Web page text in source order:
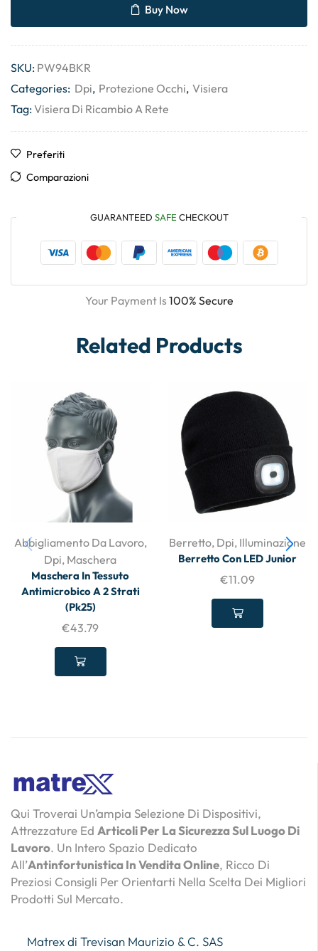
Buy Now
SKU: PW94BKR
Categories: Dpi, Protezione Occhi, Visiera
Tag:Visiera Di Ricambio A Rete
Preferiti
Comparazioni
GUARANTEED SAFE CHECKOUT
Your Payment Is100% Secure
Related Products
Abbigliamento Da Lavoro,
Dpi, Maschera
Maschera In Tessuto
Antimicrobico A 2 Strati
(Pk25)
€43.79
Berretto, Dpi, Illuminazione
Berretto Con LED Junior
€11.09
Qui Troverai Un’ampia Selezione Di Dispositivi,
Attrezzature Ed Articoli Per La Sicurezza Sul Luogo Di
Lavoro. Un Intero Spazio Dedicato
All’Antinfortunistica In Vendita Online, Ricco Di
Preziosi Consigli Per Orientarti Nella Scelta Dei Migliori
Prodotti Sul Mercato.
Matrex di Trevisan Maurizio & C. SAS